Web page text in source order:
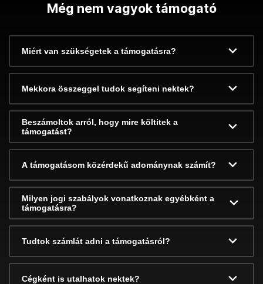
Még nem vagyok támogató
Miért van szükségetek a támogatásra?
Mekkora összeggel tudok segíteni nektek?
Beszámoltok arról, hogy mire költitek a
támogatást?
A támogatásom közérdekű adománynak számít?
Milyen jogi szabályok vonatkoznak egyébként a
támogatásra?
Tudtok számlát adni a támogatásról?
Cégként is utalhatok nektek?